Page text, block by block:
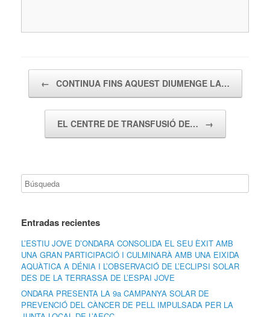
← CONTINUA FINS AQUEST DIUMENGE LA…
EL CENTRE DE TRANSFUSIÓ DE… →
Entradas recientes
L’ESTIU JOVE D’ONDARA CONSOLIDA EL SEU ÈXIT AMB
UNA GRAN PARTICIPACIÓ I CULMINARÀ AMB UNA EIXIDA
AQUÀTICA A DÉNIA I L’OBSERVACIÓ DE L’ECLIPSI SOLAR
DES DE LA TERRASSA DE L’ESPAI JOVE
ONDARA PRESENTA LA 9a CAMPANYA SOLAR DE
PREVENCIÓ DEL CÀNCER DE PELL IMPULSADA PER LA